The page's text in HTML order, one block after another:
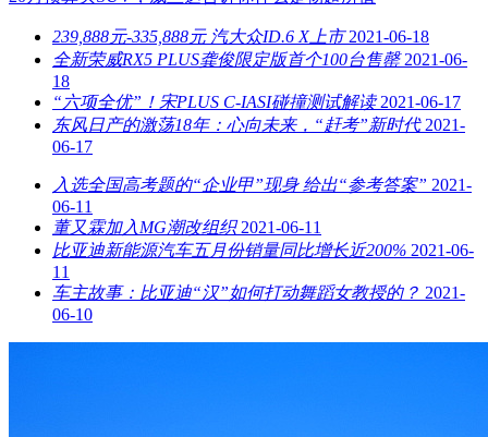
239,888元-335,888元 汽大众ID.6 X上市 2021-06-18
全新荣威RX5 PLUS龚俊限定版首个100台售罄 2021-06-
18
“六项全优”！宋PLUS C-IASI碰撞测试解读 2021-06-17
东风日产的激荡18年：心向未来，“赶考”新时代 2021-
06-17
入选全国高考题的“企业甲”现身 给出“参考答案” 2021-
06-11
董又霖加入MG潮改组织 2021-06-11
比亚迪新能源汽车五月份销量同比增长近200% 2021-06-
11
车主故事：比亚迪“汉”如何打动舞蹈女教授的？ 2021-
06-10